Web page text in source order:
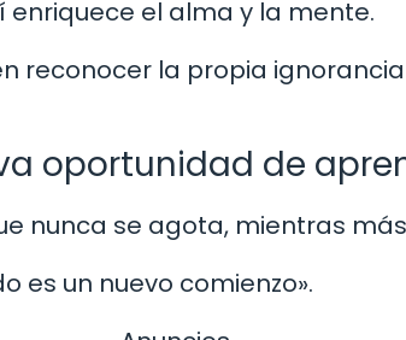
enriquece el alma y la mente.
reconocer la propia
oportunidad de
nunca se agota, mientras
es un nuevo comienzo».